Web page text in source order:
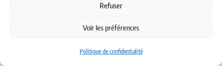
Refuser
Voir les préférences
Politique de confidentialité
05 – PROTECTIONS DE FLEXIBLES
18 – MACHINES ET ACCESSOIRES D’ATELIER